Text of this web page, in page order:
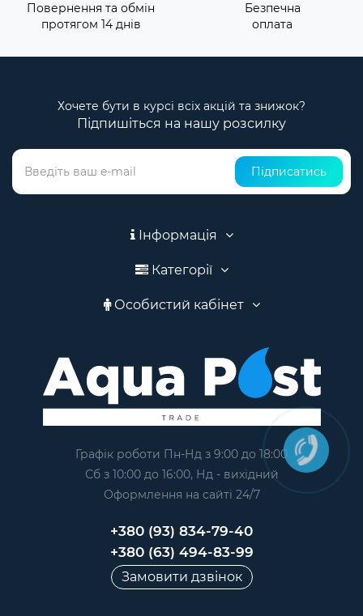
Повернення та обмін
протягом 14 днів
Безпечна
оплата
Хочете бути в курсі всіх акцій та знижок?
Підпишіться на нашу розсилку
Підписатись
Інформація
Категорії
Особистий кабінет
Графік роботи Пн-Нд з 9:00 до 18:00
Сб з 10:00 до 16:00, Нд - вихідний
Оформлення на сайтi 24/7
+380 (93) 834-79-40
+380 (63) 494-83-99
Замовити дзвінок